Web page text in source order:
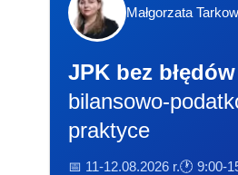
Małgorzata
JPK bez błędów
bilansowo-
praktyce
📅 11-12.08.2026 r.🕐 9:00-